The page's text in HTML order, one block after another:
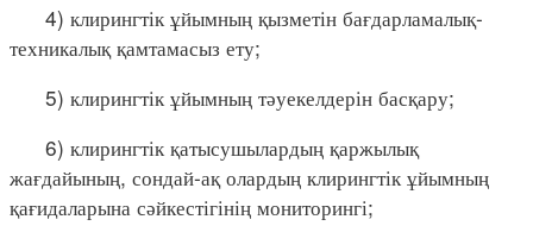
4) клирингтік ұйымның қызметін бағдарламалық-
техникалық қамтамасыз ету;
5) клирингтік ұйымның тәуекелдерін басқару;
6) клирингтік қатысушылардың қаржылық
жағдайының, сондай-ақ олардың клирингтік ұйымның
қағидаларына сәйкестігінің мониторингі;